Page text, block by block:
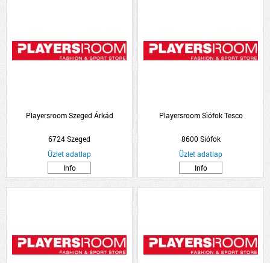
Playersroom Szeged Árkád
6724 Szeged
Üzlet adatlap
Info
Playersroom Siófok Tesco
8600 Siófok
Üzlet adatlap
Info